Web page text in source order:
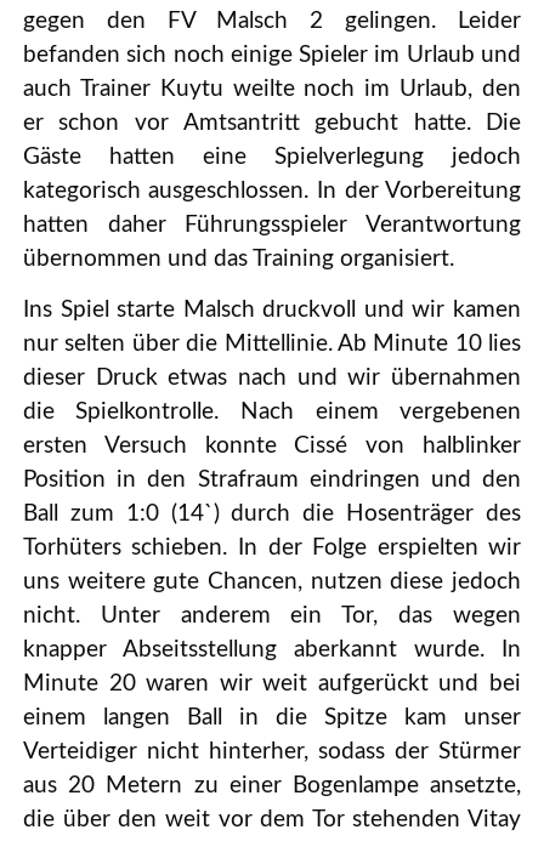
gegen den FV Malsch 2 gelingen. Leider
befanden sich noch einige Spieler im Urlaub und
auch Trainer Kuytu weilte noch im Urlaub, den
er schon vor Amtsantritt gebucht hatte. Die
Gäste hatten eine Spielverlegung jedoch
kategorisch ausgeschlossen. In der Vorbereitung
hatten daher Führungsspieler Verantwortung
übernommen und das Training organisiert.
Ins Spiel starte Malsch druckvoll und wir kamen
nur selten über die Mittellinie. Ab Minute 10 lies
dieser Druck etwas nach und wir übernahmen
die Spielkontrolle. Nach einem vergebenen
ersten Versuch konnte Cissé von halblinker
Position in den Strafraum eindringen und den
Ball zum 1:0 (14`) durch die Hosenträger des
Torhüters schieben. In der Folge erspielten wir
uns weitere gute Chancen, nutzen diese jedoch
nicht. Unter anderem ein Tor, das wegen
knapper Abseitsstellung aberkannt wurde. In
Minute 20 waren wir weit aufgerückt und bei
einem langen Ball in die Spitze kam unser
Verteidiger nicht hinterher, sodass der Stürmer
aus 20 Metern zu einer Bogenlampe ansetzte,
die über den weit vor dem Tor stehenden Vitay